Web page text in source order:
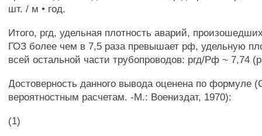
шт. / м • год.
Итого, ргд, удельная плотность аварий,
ГОЗ более чем в 7,5 раза превышает рф, удельную
всей остальной части трубопроводов: ргд/Рф ~ 7,74
Достоверность данного вывода оценена по формуле
вероятностным расчетам. -М.: Воениздат, 1970):
(1)